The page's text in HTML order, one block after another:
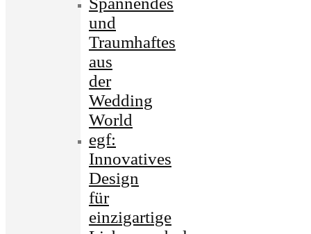
und
Traumhaftes
aus
der
Wedding
World
egf:
Innovatives
Design
für
einzigartige